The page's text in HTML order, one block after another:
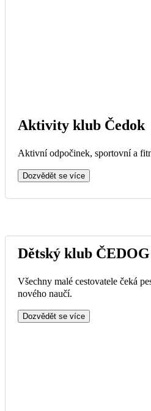
Aktivity klub Čedok
Aktivní odpočinek, sportovní a
Dozvědět se více
Dětský klub ČEDOG
Všechny malé cestovatele čeká
nového naučí.
Dozvědět se více